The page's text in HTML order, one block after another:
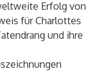
Erfolg von
für Charlottes
und ihre